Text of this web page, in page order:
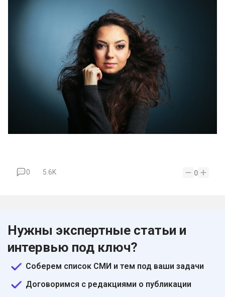
0 5.6K 0
Нужны экспертные статьи и
интервью под ключ?
Соберем список СМИ и тем под ваши задачи
Договоримся с редакциями о публикации